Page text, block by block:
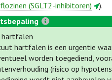
(SGLT2-inhibitoren)
).
hartfalen
hartfalen is een urgentie
worden toegediend,
(risico op